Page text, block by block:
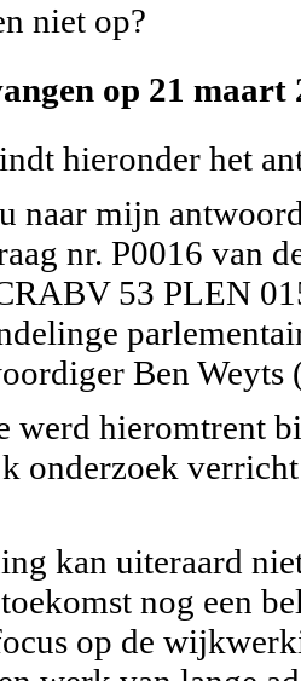
niet op?
op 21 maart
hieronder het
naar mijn
nr. P0016 van
53 PLEN
Ben
werd hieromtrent
onderzoek
kan uiteraard
nog een
op de